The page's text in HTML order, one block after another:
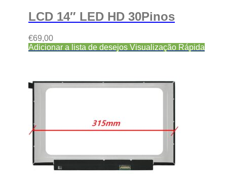
LCD 14″ LED HD 30Pinos
€69,00
Adicionar a lista de desejos Visualização Rápida